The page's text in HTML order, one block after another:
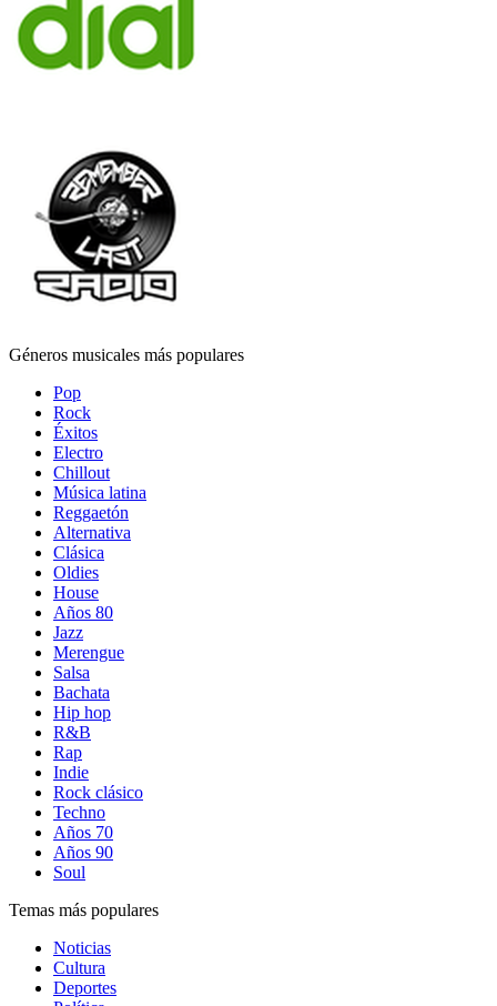
Géneros musicales más populares
Pop
Rock
Éxitos
Electro
Chillout
Música latina
Reggaetón
Alternativa
Clásica
Oldies
House
Años 80
Jazz
Merengue
Salsa
Bachata
Hip hop
R&B
Rap
Indie
Rock clásico
Techno
Años 70
Años 90
Soul
Temas más populares
Noticias
Cultura
Deportes